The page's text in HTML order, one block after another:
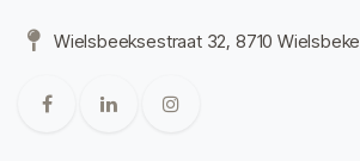
Wielsbeeksestraat 32, 8710 Wielsbeke